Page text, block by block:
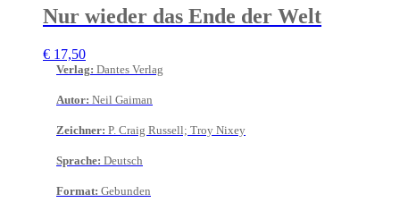
Nur wieder das Ende der Welt
€ 17,50
Verlag: Dantes Verlag
Autor: Neil Gaiman
Zeichner: P. Craig Russell; Troy Nixey
Sprache: Deutsch
Format: Gebunden